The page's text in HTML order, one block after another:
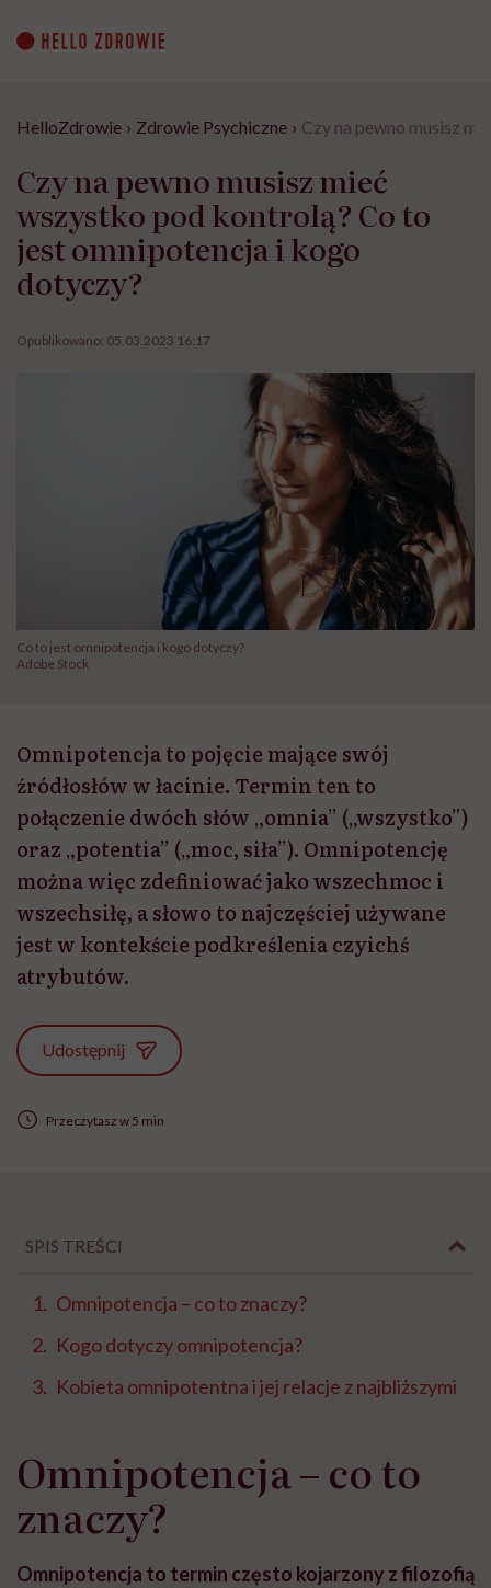
content
HelloZdrowie › Zdrowie Psychiczne › Czy na pewno musisz
Czy na pewno musisz mieć
wszystko pod kontrolą? Co to
jest omnipotencja i kogo
dotyczy?
Opublikowano: 05.03.2023 16:17
Co to jest omnipotencja i kogo dotyczy?
Adobe Stock
Omnipotencja to pojęcie mające swój
źródłosłów w łacinie. Termin ten to
połączenie dwóch słów „omnia” („wszystko”)
oraz „potentia” („moc, siła”). Omnipotencję
można więc zdefiniować jako wszechmoc i
wszechsiłę, a słowo to najczęściej używane
jest w kontekście podkreślenia czyichś
atrybutów.
Udostępnij
Przeczytasz w 5 min
SPIS TREŚCI
Omnipotencja – co to znaczy?
Kogo dotyczy omnipotencja?
Kobieta omnipotentna i jej relacje z najbliższymi
Omnipotencja – co to
znaczy?
Omnipotencja to termin często kojarzony z filozofią